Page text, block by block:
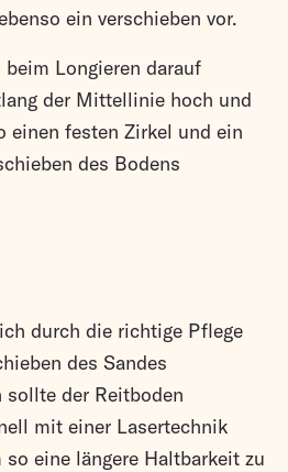
ein verschieben vor.
Longieren darauf
der Mittellinie hoch und
einen festen Zirkel und ein
des Bodens
durch die richtige Pflege
des Sandes
sollte der Reitboden
mit einer Lasertechnik
eine längere Haltbarkeit zu